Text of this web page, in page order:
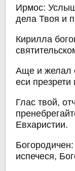
Ирмос:
дела Твоя и
Кирилла
Аще и желал
еси
Глас твой,
Евхаристии.
испечеся,